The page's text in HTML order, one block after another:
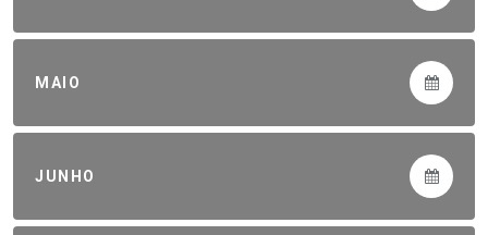
MAIO
JUNHO